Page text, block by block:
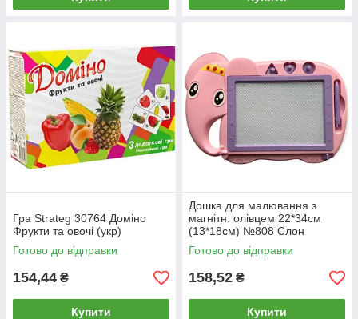
Гра Strateg 30764 Доміно
Фрукти та овочі (укр)
Готово до відправки
154,44 ₴
Купити
Дошка для малювання з
магнітн. олівцем 22*34см
(13*18см) №808 Слон
Готово до відправки
158,52 ₴
Купити